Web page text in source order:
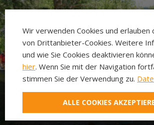
Neuer Pilgerweg Via
Laudato si’
Wir verwenden Cookies und erlauben
von Drittanbieter-Cookies. Weitere
und wie Sie Cookies deaktivieren
hier. Wenn Sie mit der Navigation
stimmen Sie der Verwendung zu.
ALLE COOKIES